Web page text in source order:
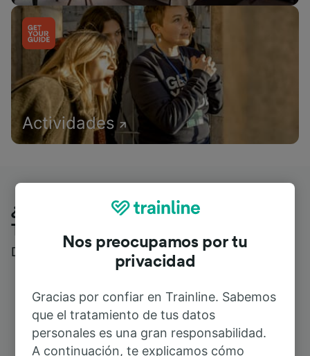
Actividades
¿Qué piensan nuestros clientes de
Trainline?
Descubre reseñas reales de nuestros viajeros
Nos preocupamos por tu
privacidad
Gracias por confiar en Trainline. Sabemos
que el tratamiento de tus datos
personales es una gran responsabilidad.
A continuación, te explicamos cómo